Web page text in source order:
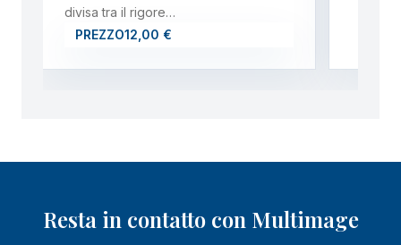
divisa tra il rigore…
PREZZO12,00 €
Resta in contatto con Multimage